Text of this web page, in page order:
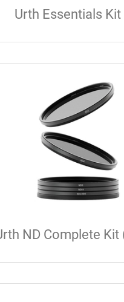
Urth Essentials
ND Complete Kit